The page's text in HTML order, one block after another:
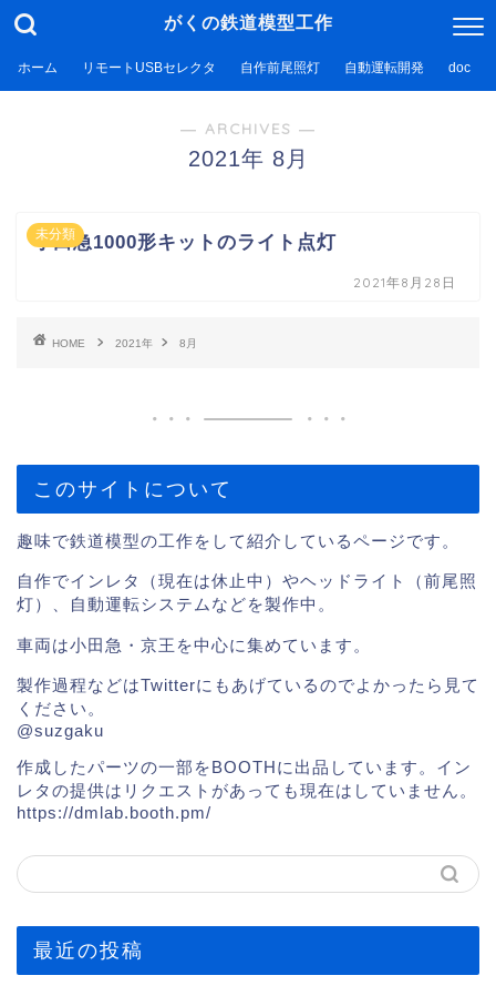
がくの鉄道模型工作
ホーム リモートUSBセレクタ 自作前尾照灯 自動運転開発 doc
― ARCHIVES ―
2021年 8月
未分類
小田急1000形キットのライト点灯
2021年8月28日
HOME 2021年 8月
このサイトについて
趣味で鉄道模型の工作をして紹介しているページです。
自作でインレタ（現在は休止中）やヘッドライト（前尾照
灯）、自動運転システムなどを製作中。
車両は小田急・京王を中心に集めています。
製作過程などはTwitterにもあげているのでよかったら見て
ください。
@suzgaku
作成したパーツの一部をBOOTHに出品しています。イン
レタの提供はリクエストがあっても現在はしていません。
https://dmlab.booth.pm/
最近の投稿